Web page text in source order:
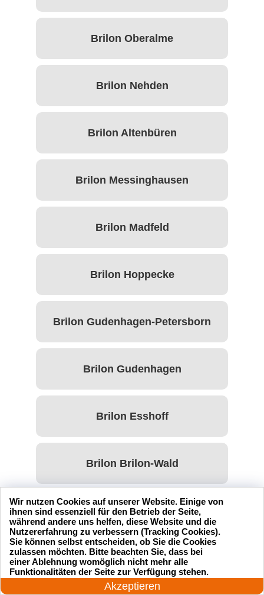
Brilon Oberalme
Brilon Nehden
Brilon Altenbüren
Brilon Messinghausen
Brilon Madfeld
Brilon Hoppecke
Brilon Gudenhagen-Petersborn
Brilon Gudenhagen
Brilon Esshoff
Brilon Brilon-Wald
Brilon Bontkirchen
Brilon Wülfte
24 Stunden am Tag
Akzeptieren
Wir nutzen Cookies auf unserer Website. Einige von
ihnen sind essenziell für den Betrieb der Seite,
während andere uns helfen, diese Website und die
Nutzererfahrung zu verbessern (Tracking Cookies).
Sie können selbst entscheiden, ob Sie die Cookies
zulassen möchten. Bitte beachten Sie, dass bei
einer Ablehnung womöglich nicht mehr alle
Funktionalitäten der Seite zur Verfügung stehen.